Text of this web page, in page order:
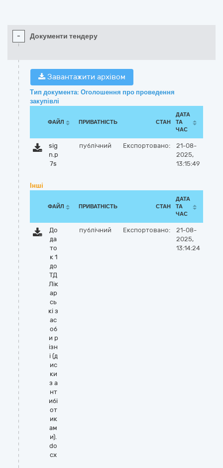
- Документи тендеру
Завантажити архівом
Тип документа: Оголошення про проведення
закупівлі
ФАЙЛ ПРИВАТНІСТЬ СТАН
ДАТА
ТА
ЧАС
sig
n.p
7s
публічний Експортовано:
21-08-
2025,
13:15:49
Інші
ФАЙЛ ПРИВАТНІСТЬ СТАН
ДАТА
ТА
ЧАС
До
да
то
к 1
до
ТД
Лік
ар
сь
кі з
ас
об
и р
ізн
і (д
ис
ки
з а
нт
ибі
от
ик
ам
и).
do
cx
публічний Експортовано:
21-08-
2025,
13:14:24